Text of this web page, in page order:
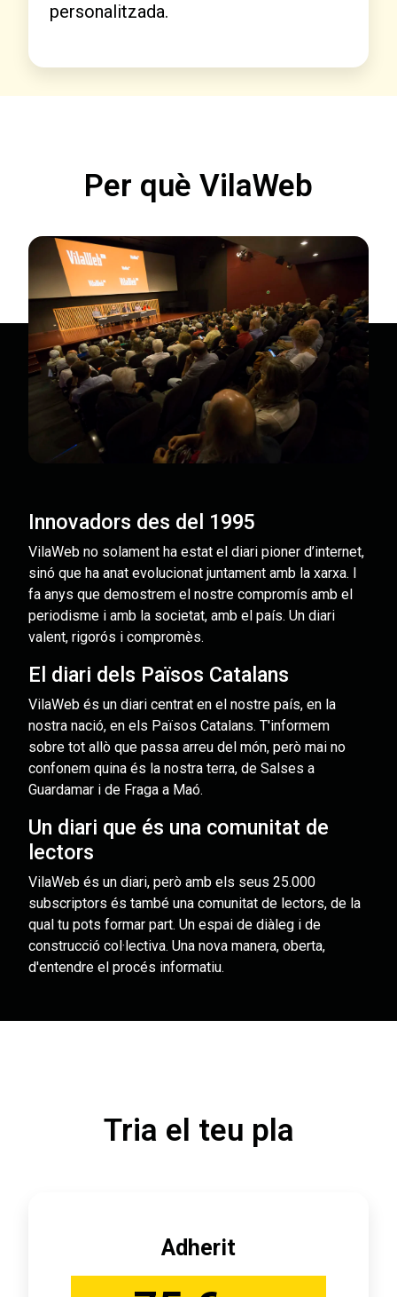
personalitzada.
Per què VilaWeb
Innovadors des del 1995
VilaWeb no solament ha estat el diari pioner d’internet,
sinó que ha anat evolucionat juntament amb la xarxa. I
fa anys que demostrem el nostre compromís amb el
periodisme i amb la societat, amb el país. Un diari
valent, rigorós i compromès.
El diari dels Països Catalans
VilaWeb és un diari centrat en el nostre país, en la
nostra nació, en els Països Catalans. T'informem
sobre tot allò que passa arreu del món, però mai no
confonem quina és la nostra terra, de Salses a
Guardamar i de Fraga a Maó.
Un diari que és una comunitat de
lectors
VilaWeb és un diari, però amb els seus 25.000
subscriptors és també una comunitat de lectors, de la
qual tu pots formar part. Un espai de diàleg i de
construcció col·lectiva. Una nova manera, oberta,
d'entendre el procés informatiu.
Tria el teu pla
Adherit